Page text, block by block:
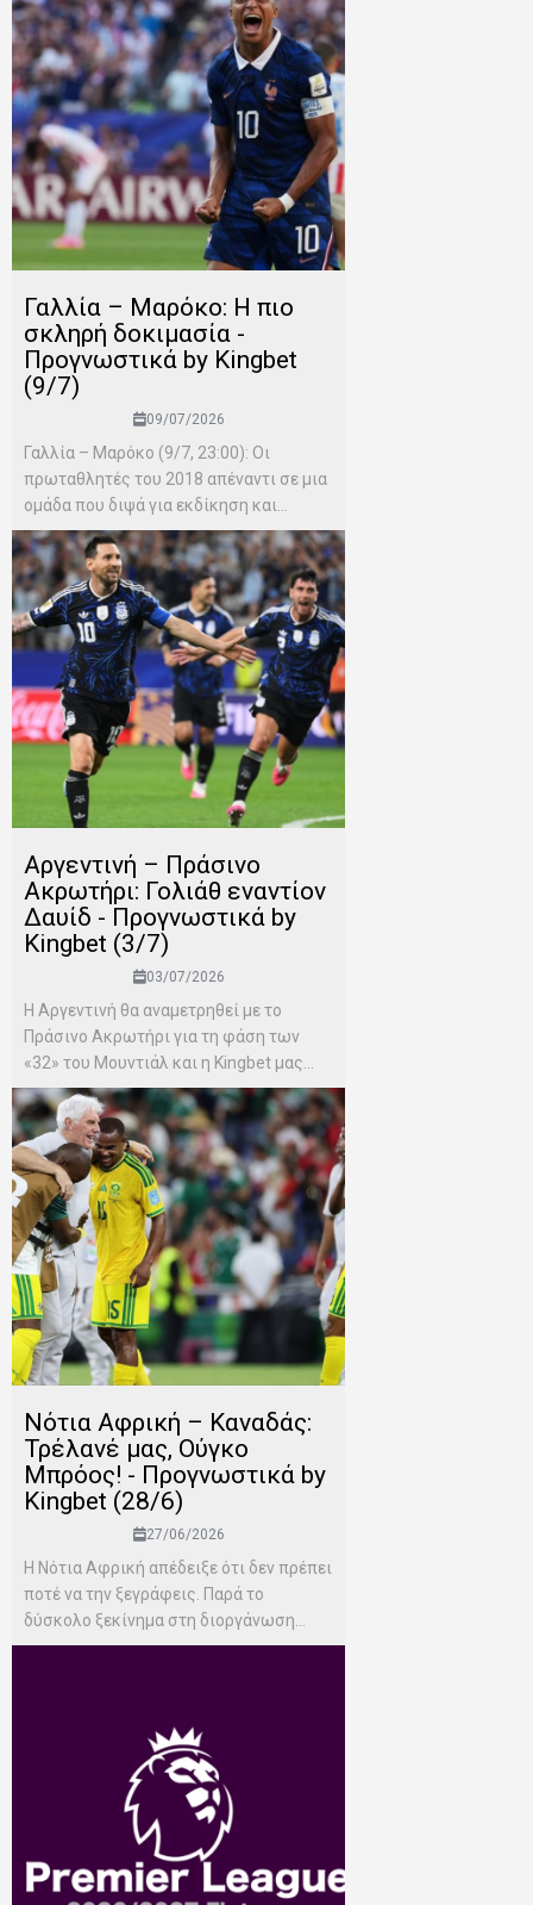
Γαλλία – Μαρόκο: Η πιο
σκληρή δοκιμασία -
Προγνωστικά by Kingbet
(9/7)
09/07/2026
Γαλλία – Μαρόκο (9/7, 23:00): Οι
πρωταθλητές του 2018 απέναντι σε μια
ομάδα που διψά για εκδίκηση και...
Αργεντινή – Πράσινο
Ακρωτήρι: Γολιάθ εναντίον
Δαυίδ - Προγνωστικά by
Kingbet (3/7)
03/07/2026
Η Αργεντινή θα αναμετρηθεί με το
Πράσινο Ακρωτήρι για τη φάση των
«32» του Μουντιάλ και η Kingbet μας...
Νότια Αφρική – Καναδάς:
Τρέλανέ μας, Ούγκο
Μπρόος! - Προγνωστικά by
Kingbet (28/6)
27/06/2026
Η Νότια Αφρική απέδειξε ότι δεν πρέπει
ποτέ να την ξεγράφεις. Παρά το
δύσκολο ξεκίνημα στη διοργάνωση...